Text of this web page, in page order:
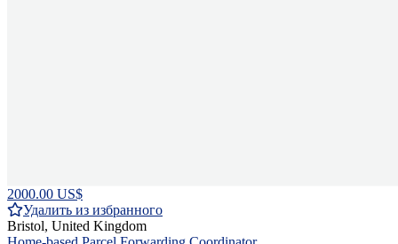
2000.00 US$
Удалить из избранного
Bristol, United Kingdom